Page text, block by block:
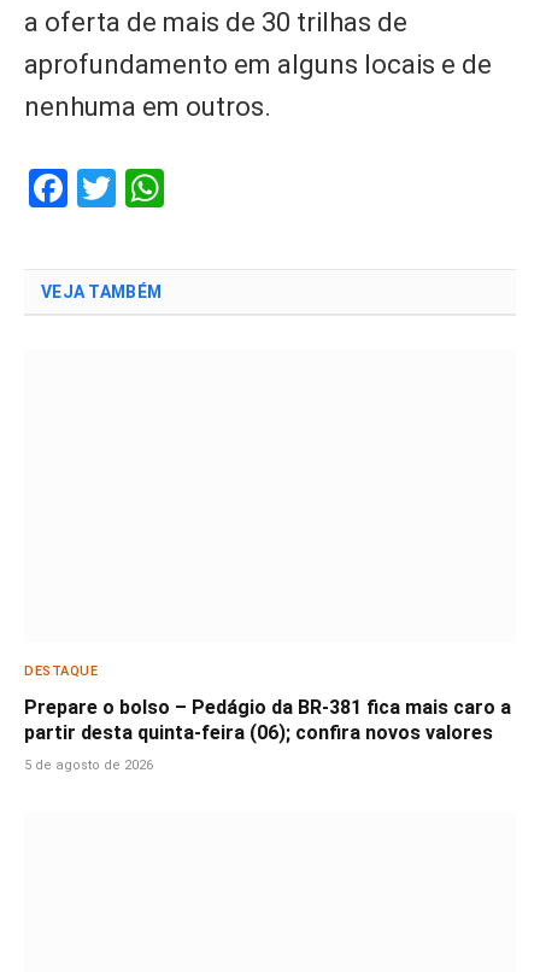
a oferta de mais de 30 trilhas de
aprofundamento em alguns locais e de
nenhuma em outros.
Facebook
Twitter
VEJA TAMBÉM
DESTAQUE
Prepare o bolso – Pedágio da BR-381 fica mais caro a
partir desta quinta-feira (06); confira novos valores
5 de agosto de 2026